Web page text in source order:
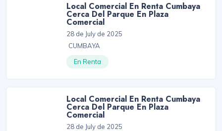
Local Comercial En Renta Cumbaya
Cerca Del Parque En Plaza
Comercial
28 de July de 2025
CUMBAYA
En Renta
Local Comercial En Renta Cumbaya
Cerca Del Parque En Plaza
Comercial
28 de July de 2025